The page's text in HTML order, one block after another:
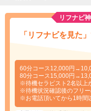
リフナビ
「リフナビを見た
60分コース12,000円
80分コース15,000円
※待機セラピスト2名以上
※待機状況確認後のフリー
※お電話頂いてから1時間